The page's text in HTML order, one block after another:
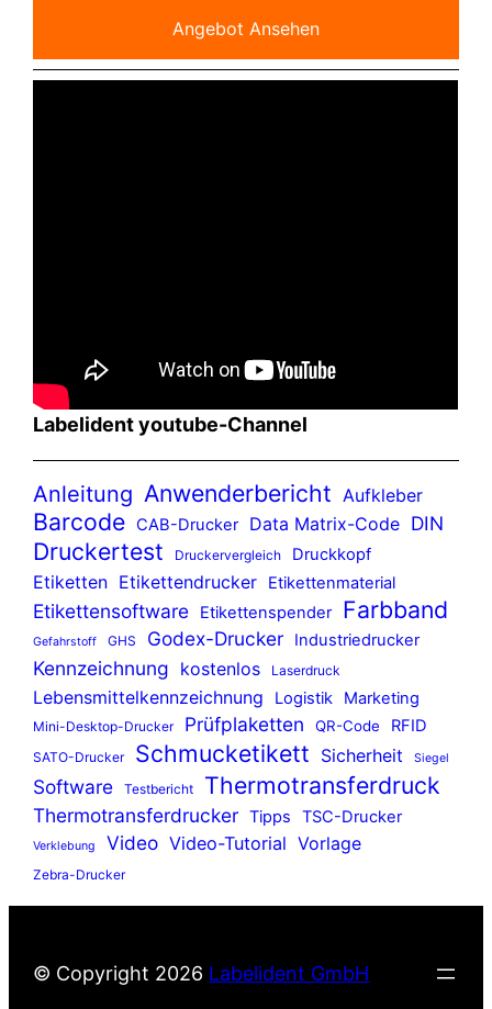
Angebot Ansehen
Labelident youtube-Channel
Anleitung Anwenderbericht Aufkleber
Barcode CAB-Drucker Data Matrix-Code DIN
Druckertest Druckervergleich Druckkopf
Etiketten Etikettendrucker Etikettenmaterial
Etikettensoftware Etikettenspender Farbband
Gefahrstoff GHS Godex-Drucker Industriedrucker
Kennzeichnung kostenlos Laserdruck
Lebensmittelkennzeichnung Logistik Marketing
Mini-Desktop-Drucker Prüfplaketten QR-Code RFID
SATO-Drucker Schmucketikett Sicherheit Siegel
Software Testbericht Thermotransferdruck
Thermotransferdrucker Tipps TSC-Drucker
Verklebung Video Video-Tutorial Vorlage
Zebra-Drucker
© Copyright 2026 Labelident GmbH